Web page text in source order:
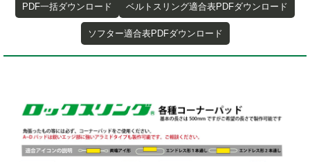
PDF一括ダウンロード ベルトスリング適合表PDFダウンロード
ソフター適合表PDFダウンロード